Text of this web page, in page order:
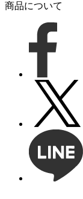
商品について